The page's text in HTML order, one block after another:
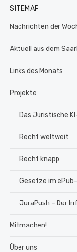
SITEMAP
Nachrichten der
Aktuell aus dem
Links des Monats
Projekte
Das Juristische
Recht weltweit
Recht knapp
Gesetze im
JuraPush – Der
Mitmachen!
Über uns